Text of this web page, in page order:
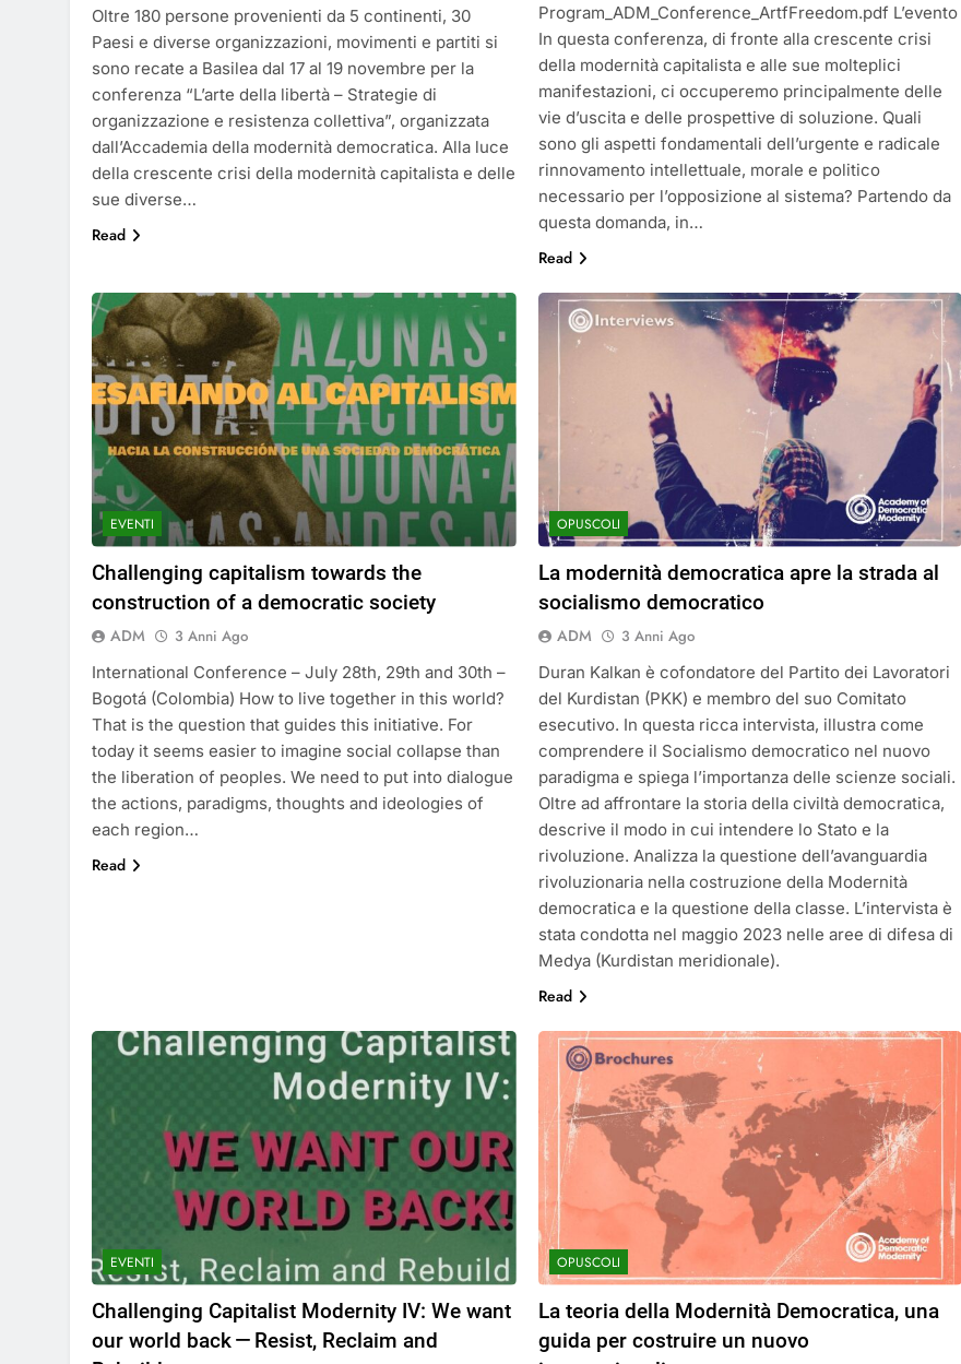
Oltre 180 persone provenienti da 5 continenti, 30
Paesi e diverse organizzazioni, movimenti e partiti si
sono recate a Basilea dal 17 al 19 novembre per la
conferenza “L’arte della libertà – Strategie di
organizzazione e resistenza collettiva”, organizzata
dall’Accademia della modernità democratica. Alla luce
della crescente crisi della modernità capitalista e delle
sue diverse…
Read
Program_ADM_Conference_ArtfFreedom.pdf L’evento
In questa conferenza, di fronte alla crescente crisi
della modernità capitalista e alle sue molteplici
manifestazioni, ci occuperemo principalmente delle
vie d’uscita e delle prospettive di soluzione. Quali
sono gli aspetti fondamentali dell’urgente e radicale
rinnovamento intellettuale, morale e politico
necessario per l’opposizione al sistema? Partendo da
questa domanda, in…
Read
EVENTI
Challenging capitalism towards the
construction of a democratic society
ADM
3 Anni Ago
International Conference – July 28th, 29th and 30th –
Bogotá (Colombia) How to live together in this world?
That is the question that guides this initiative. For
today it seems easier to imagine social collapse than
the liberation of peoples. We need to put into dialogue
the actions, paradigms, thoughts and ideologies of
each region…
Read
OPUSCOLI
La modernità democratica apre la strada al
socialismo democratico
ADM
3 Anni Ago
Duran Kalkan è cofondatore del Partito dei Lavoratori
del Kurdistan (PKK) e membro del suo Comitato
esecutivo. In questa ricca intervista, illustra come
comprendere il Socialismo democratico nel nuovo
paradigma e spiega l’importanza delle scienze sociali.
Oltre ad affrontare la storia della civiltà democratica,
descrive il modo in cui intendere lo Stato e la
rivoluzione. Analizza la questione dell’avanguardia
rivoluzionaria nella costruzione della Modernità
democratica e la questione della classe. L’intervista è
stata condotta nel maggio 2023 nelle aree di difesa di
Medya (Kurdistan meridionale).
Read
EVENTI
Challenging Capitalist Modernity IV: We want
our world back — Resist, Reclaim and
OPUSCOLI
La teoria della Modernità Democratica, una
guida per costruire un nuovo